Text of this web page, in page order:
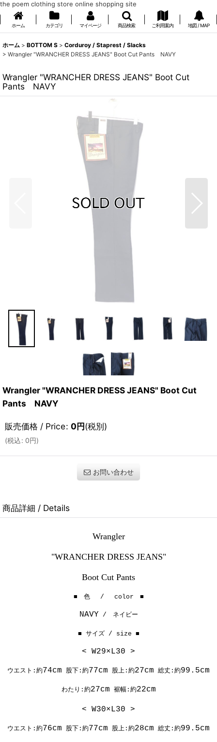
the poem clothing store online shopping site
ホーム カテゴリ マイページ 商品検索 ご利用案内 地図 / MAP
ホーム > BOTTOM S > Corduroy / Staprest / Slacks
> Wrangler "WRANCHER DRESS JEANS" Boot Cut Pants NAVY
Wrangler "WRANCHER DRESS JEANS" Boot Cut
Pants NAVY
Wrangler "WRANCHER DRESS JEANS" Boot Cut
Pants NAVY
販売価格 / Price: 0円(税別)
(税込: 0円)
お問い合わせ
商品詳細 / Details
Wrangler
"WRANCHER DRESS JEANS"
Boot Cut Pants
■ 色 / color ■
NAVY / ネイビー
■ サイズ / size ■
< W29×L30 >
ウエスト:約74cm 股下:約77cm 股上:約27cm 総丈:約99.5cm
わたり:約27cm 裾幅:約22cm
< W30×L30 >
ウエスト:約76cm 股下:約77cm 股上:約28cm 総丈:約99.5cm